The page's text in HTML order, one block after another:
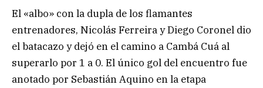
El «albo» con la dupla de los flamantes
entrenadores, Nicolás Ferreira y Diego Coronel dio
el batacazo y dejó en el camino a Cambá Cuá al
superarlo por 1 a 0. El único gol del encuentro fue
anotado por Sebastián Aquino en la etapa